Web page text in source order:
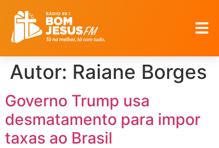
Autor: Raiane Borges
Governo Trump usa
desmatamento para impor
taxas ao Brasil